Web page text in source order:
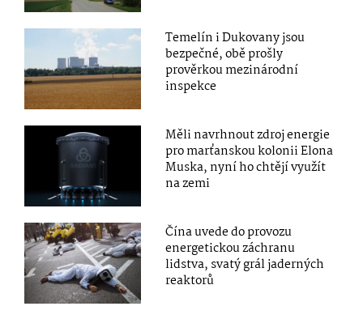
Temelín i Dukovany jsou
bezpečné, obě prošly
prověrkou mezinárodní
inspekce
Měli navrhnout zdroj energie
pro marťanskou kolonii Elona
Muska, nyní ho chtějí využít
na zemi
Čína uvede do provozu
energetickou záchranu
lidstva, svatý grál jaderných
reaktorů